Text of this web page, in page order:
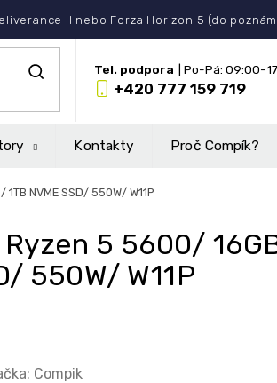
II nebo Forza Horizon 5 (do
+420 777 159 719
Kontakty Proč Compík?
NVME SSD/ 550W/ W11P
Ryzen 5 5600/
550W/ W11P
Compik